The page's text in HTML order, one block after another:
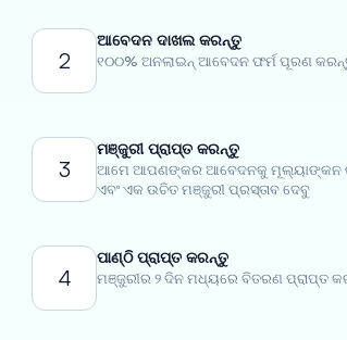
2
ଆବେଦନ ଦାଖଲ କରନ୍ତୁ
୧୦୦% ଅନଲାଇନ୍ ଆବେଦନ ଫର୍ମ ପୂରଣ
3
ମଞ୍ଜୁରୀ ପ୍ରାପ୍ତ କରନ୍ତୁ
ଆମେ ଆପଣଙ୍କର ଆବେଦନକୁ ମୂଲ୍ୟାଙ୍କନ
ଏବଂ ଏକ ଉଚିତ ମଞ୍ଜୁରୀ ପ୍ରସ୍ତାବ ଦେବୁ
4
ପାଣ୍ଠି ପ୍ରାପ୍ତ କରନ୍ତୁ
ମଞ୍ଜୁରୀର ୨ ଦିନ ମଧ୍ୟରେ ବିତରଣ ପ୍ରାପ୍ତ